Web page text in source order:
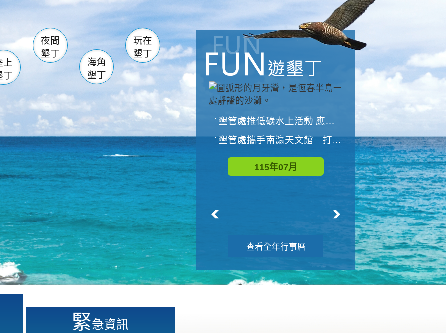
南仁湖
滿州 佳樂水
森林遊樂區
墾管處遊客中心
社頂公園 風吹沙
船帆石 龍磐公園
香蕉灣 龍坑
鵝鑾鼻
上
丁
夜間
墾丁
海角
墾丁
玩在
墾丁
墾管處推低碳水上活動 應屆畢業生限額免費參加
墾管處攜手南瀛天文館 打造沉浸式天文探索營隊
115年07月
與國家公園有約-優游潮間
115年08月
查看全年行事曆
緊急資訊